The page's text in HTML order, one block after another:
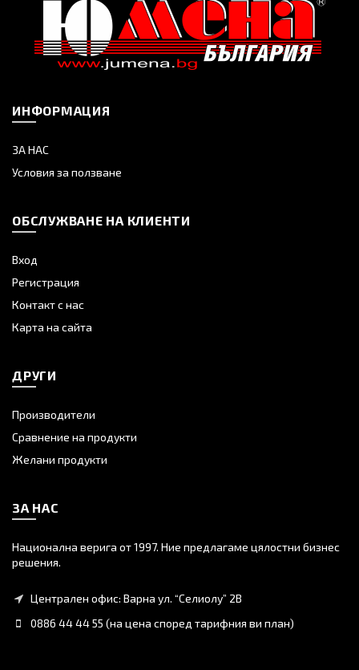
ИНФОРМАЦИЯ
ЗА НАС
Условия за ползване
ОБСЛУЖВАНЕ НА КЛИЕНТИ
Вход
Регистрация
Контакт с нас
Карта на сайта
ДРУГИ
Производители
Сравнение на продукти
Желани продукти
ЗА НАС
Национална верига от 1997. Ние предлагаме цялостни бизнес
решения.
Централен офис: Варна ул. “Селиолу” 2В
0886 44 44 55 (на цена според тарифния ви план)